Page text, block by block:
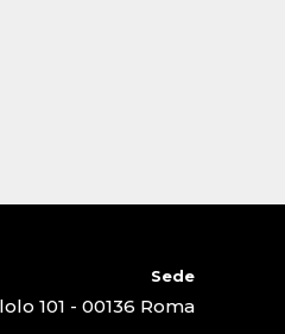
Sede
101 - 00136 Roma